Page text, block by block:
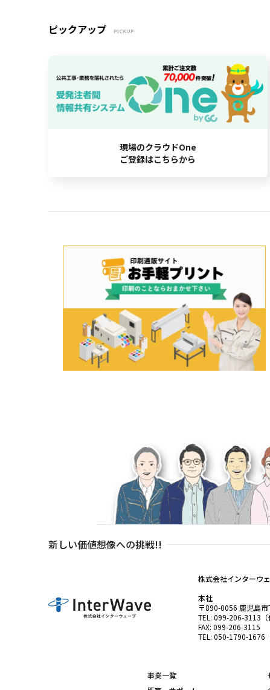
ピックアップ PICKUP
現場のクラウドOne
ご登録はこちらから
新しい価値想像への挑戦!!
株式会社インターウ
本社
〒890-0056 鹿児島
TEL: 099-206-3113（
FAX: 099-206-3115
TEL: 050-1790-1676
事業一覧